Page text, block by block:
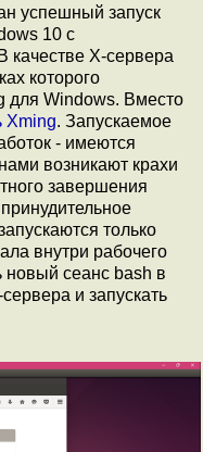
успешный запуск
10 с
качестве X-сервера
которого
для Windows. Вместо
Xming. Запускаемое
- имеются
возникают крахи
завершения
только
внутри рабочего
новый сеанс bash в
и запускать